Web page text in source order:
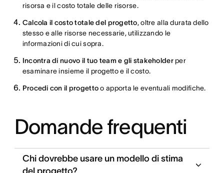
risorsa e il costo totale delle risorse.
Calcola il costo totale del progetto, oltre alla durata dello
stesso e alle risorse necessarie, utilizzando le
informazioni di cui sopra.
Incontra di nuovo il tuo team e gli stakeholderper
esaminare insieme il progetto e il costo.
Procedi con il progettoo apporta le eventuali modifiche.
Domande frequenti
Chi dovrebbe usare un modello di stima
del progetto?